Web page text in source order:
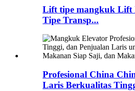
Lift tipe mangkuk Lift
Tipe Transp...
Profesional China
Laris Berkualitas